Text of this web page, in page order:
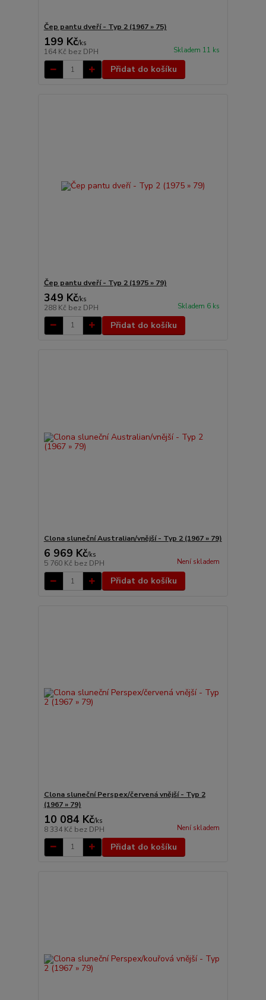
Čep pantu dveří - Typ 2 (1967 » 75)
199 Kč/ks
164 Kč bez DPH Skladem 11 ks
Přidat do košíku
Čep pantu dveří - Typ 2 (1975 » 79)
349 Kč/ks
288 Kč bez DPH Skladem 6 ks
Přidat do košíku
Clona sluneční Australian/vnější - Typ 2 (1967 » 79)
6 969 Kč/ks
5 760 Kč bez DPH Není skladem
Přidat do košíku
Clona sluneční Perspex/červená vnější - Typ 2
(1967 » 79)
10 084 Kč/ks
8 334 Kč bez DPH Není skladem
Přidat do košíku